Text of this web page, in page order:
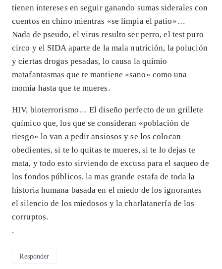
tienen intereses en seguir ganando sumas siderales con
cuentos en chino mientras «se limpia el patio»…
Nada de pseudo, el virus resulto ser perro, el test puro
circo y el SIDA aparte de la mala nutrición, la polución
y ciertas drogas pesadas, lo causa la quimio
matafantasmas que te mantiene «sano» como una
momia hasta que te mueres.
HIV, bioterrorismo… El diseño perfecto de un grillete
químico que, los que se consideran «población de
riesgo» lo van a pedir ansiosos y se los colocan
obedientes, si te lo quitas te mueres, si te lo dejas te
mata, y todo esto sirviendo de excusa para el saqueo de
los fondos públicos, la mas grande estafa de toda la
historia humana basada en el miedo de los ignorantes
el silencio de los miedosos y la charlatanería de los
corruptos.
.
Responder